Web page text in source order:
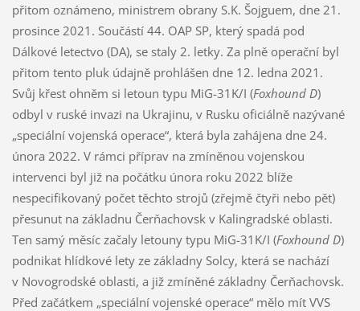
přitom oznámeno, ministrem obrany S.K. Šojguem, dne 21.
prosince 2021. Součástí 44. OAP SP, který spadá pod
Dálkové letectvo (DA), se staly 2. letky. Za plně operační byl
přitom tento pluk údajně prohlášen dne 12. ledna 2021.
Svůj křest ohněm si letoun typu MiG-31K/I (Foxhound D)
odbyl v ruské invazi na Ukrajinu, v Rusku oficiálně nazývané
„speciální vojenská operace“, která byla zahájena dne 24.
února 2022. V rámci příprav na zmíněnou vojenskou
intervenci byl již na počátku února roku 2022 blíže
nespecifikovaný počet těchto strojů (zřejmě čtyři nebo pět)
přesunut na základnu Čerňachovsk v Kalingradské oblasti.
Ten samý měsíc začaly letouny typu MiG-31K/I (Foxhound D)
podnikat hlídkové lety ze základny Solcy, která se nachází
v Novogrodské oblasti, a již zmíněné základny Čerňachovsk.
Před začátkem „speciální vojenské operace“ mělo mít VVS